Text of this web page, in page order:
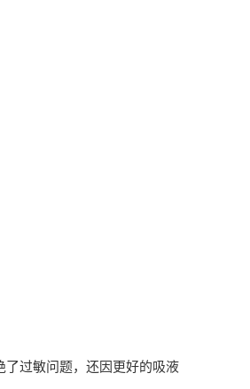
过敏问题，还因更好的吸液